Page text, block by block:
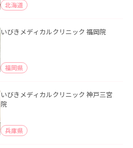
北海道
いびきメディカルクリニック 福岡院
福岡県
いびきメディカルクリニック 神戸三宮
院
兵庫県